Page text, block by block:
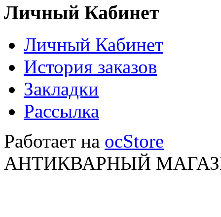
Личный Кабинет
Личный Кабинет
История заказов
Закладки
Рассылка
Работает на ocStore
АНТИКВАРНЫЙ